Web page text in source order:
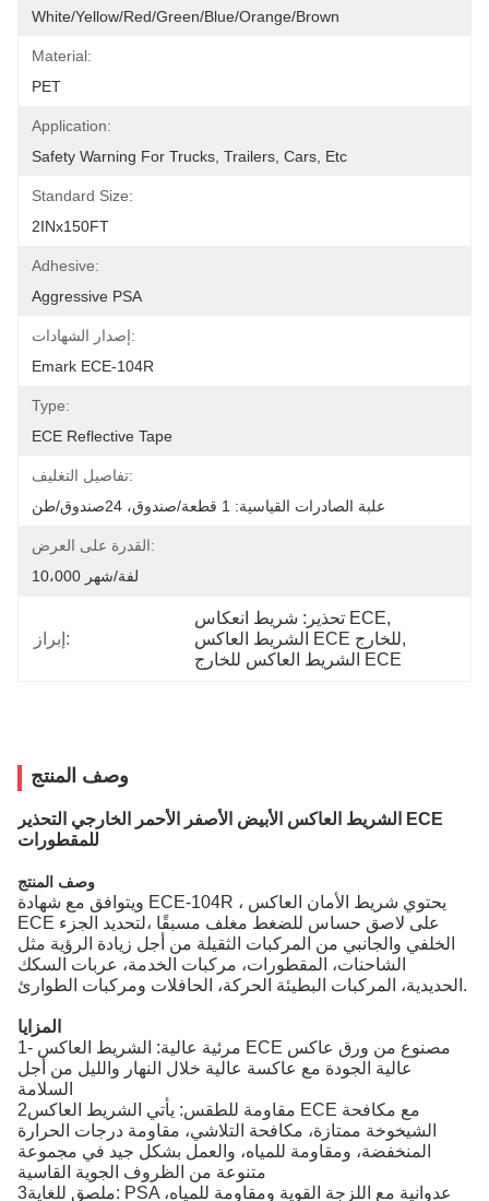
White/yellow/red/green/blue/orange/brown
Material:
PET
Application:
Safety Warning For Trucks, Trailers, Cars, Etc
Standard Size:
2INx150FT
Adhesive:
Aggressive PSA
إصدار الشهادات:
Emark ECE-104R
Type:
ECE Reflective Tape
تفاصيل التغليف:
علبة الصادرات القياسية: 1 قطعة/صندوق، 24صندوق/طن
القدرة على العرض:
10،000 لفة/شهر
إبراز:
تحذير: شريط انعكاس ECE,
الشريط العاكس ECE للخارج,
الشريط العاكس للخارج ECE
وصف المنتج
الشريط العاكس الأبيض الأصفر الأحمر الخارجي التحذير ECE
للمقطورات
وصف المنتج
ويتوافق مع شهادة ECE-104R ، يحتوي شريط الأمان العاكس
ECE على لاصق حساس للضغط مغلف مسبقًا ،لتحديد الجزء
الخلفي والجانبي من المركبات الثقيلة من أجل زيادة الرؤية مثل
الشاحنات، المقطورات، مركبات الخدمة، عربات السكك
الحديدية، المركبات البطيئة الحركة، الحافلات ومركبات الطوارئ.
المزايا
1- مرئية عالية: الشريط العاكس ECE مصنوع من ورق عاكس
عالية الجودة مع عاكسة عالية خلال النهار والليل من أجل
السلامة
2مقاومة للطقس: يأتي الشريط العاكس ECE مع مكافحة
الشيخوخة ممتازة، مكافحة التلاشي، مقاومة درجات الحرارة
المنخفضة، ومقاومة للمياه، والعمل بشكل جيد في مجموعة
متنوعة من الظروف الجوية القاسية
3ملصق للغاية: PSA عدوانية مع اللزجة القوية ومقاومة للمياه،